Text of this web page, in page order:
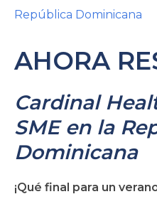
República Dominicana
AHORA
Cardinal
SME en la
Dominicana
¡Qué final para un